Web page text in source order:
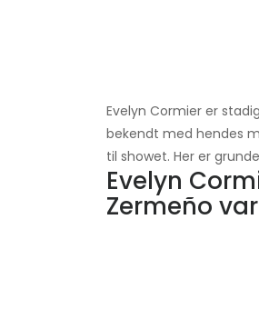
Evelyn Cormier er
bekendt med hendes
til showet. Her er
Evelyn
Zermeño